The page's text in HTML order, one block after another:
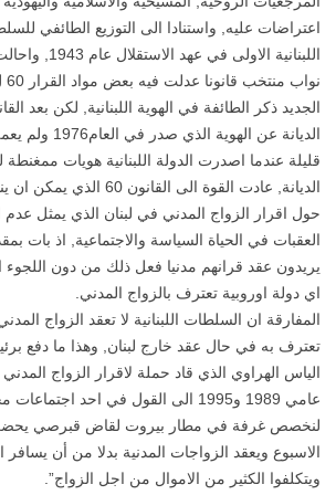
اعتراضات عليه, واستنادا الى التوزيع الطائفي
اللبنانية
الجديد ذكر الطائفة في الهوية اللبنانية, لكن بعد
الديانة عن
قليلة عندما اصدرت الدولة اللبنانية هويات ممغنطة
الديانة, عادت القوة الى
حول اقرار الزواج المدني في لبنان الذي يمثل عدم
العقبات في الحياة السياسة والاجتماعية, اذ بات
يريدون عقد قرانهم مدنيا فعل ذلك من دون اللجوء
اي دولة اوروبية تعترف بالزواج المدني.
المفارقة ان السلطات اللبنانية لا تعقد الزواج
تعترف به في حال عقد خارج لبنان, وهذا ما دفع
الياس الهراوي الذي قاد حملة لاقرار الزواج المدني
عامي 1989 و1995 الى القول في احد
لنخصص غرفة في مطار بيروت لقاض قبرصي يحضر
الاسبوع ويعقد الزواجات المدنية بدلا من أن يسافر
ويتكلفوا الكثير من الاموال من اجل الزواج”.